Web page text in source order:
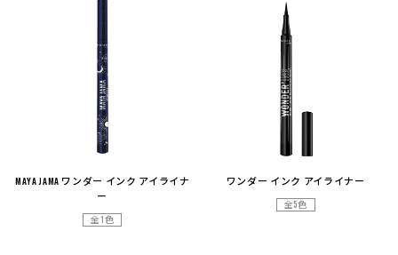
MAYA JAMA ワンダー インク アイライナ
ー
全1色
ワンダー インク アイライナー
全5色